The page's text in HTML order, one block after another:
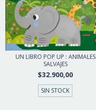
UN LIBRO POP UP : ANIMALES
SALVAJES
$32.900,00
SIN STOCK